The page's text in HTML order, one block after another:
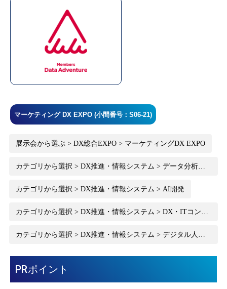
マーケティング DX EXPO (小間番号：S06-21)
展示会から選ぶ > DX総合EXPO > マーケティングDX EXPO
カテゴリから選択 > DX推進・情報システム > データ分析・
カテゴリから選択 > DX推進・情報システム > AI開発
カテゴリから選択 > DX推進・情報システム > DX・ITコンサ
カテゴリから選択 > DX推進・情報システム > デジタル人材
PRポイント